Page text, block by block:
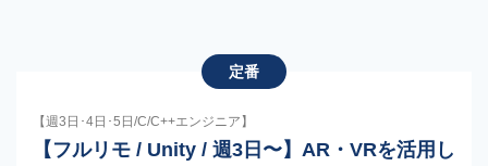
定番
【週3日･4日･5日/C/C++エンジニア】
【フルリモ / Unity / 週3日〜】AR・VRを活用し